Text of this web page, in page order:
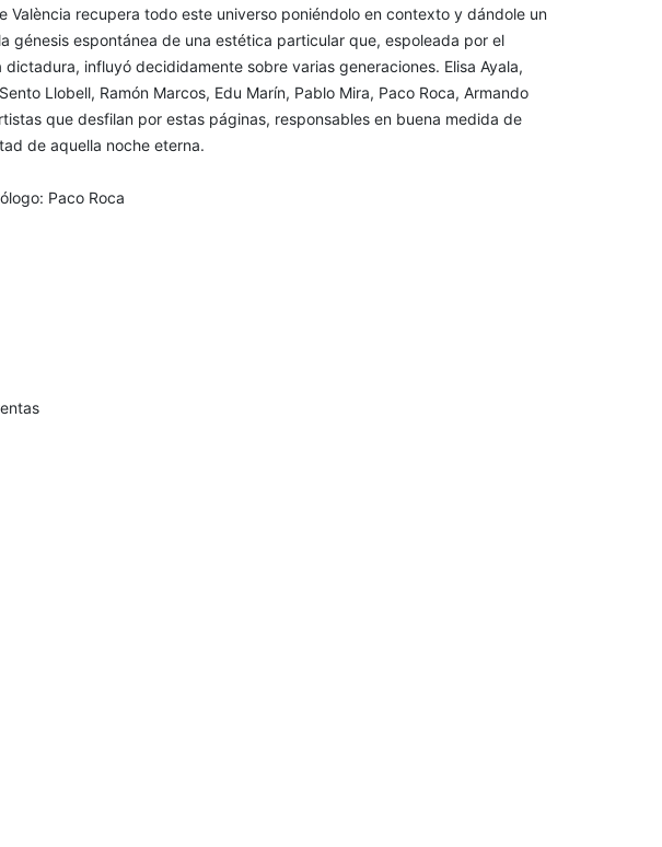
València recupera todo este universo poniéndolo en contexto y dándole un
génesis espontánea de una estética particular que, espoleada por el
influyó decididamente sobre varias generaciones. Elisa Ayala,
Llobell, Ramón Marcos, Edu Marín, Pablo Mira, Paco Roca, Armando
que desfilan por estas páginas, responsables en buena medida de
de aquella noche eterna.
Paco Roca